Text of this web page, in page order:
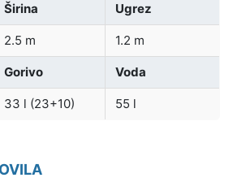
Širina Ugrez
2.5 m 1.2 m
Gorivo Voda
33 l (23+10) 55 l